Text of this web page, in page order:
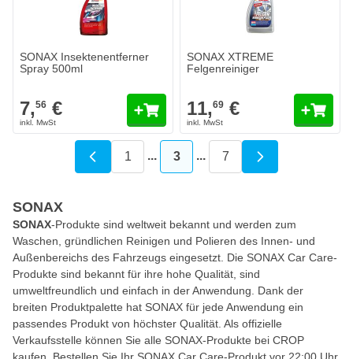
SONAX Insektenentferner
Spray 500ml
7,56 €
SONAX XTREME
Felgenreiniger
11,69 €
Seite
1 ... Sie lesen gerade die Seite
3 ... Seite
7
SONAX
SONAX-Produkte sind weltweit bekannt und werden zum
Waschen, gründlichen Reinigen und Polieren des Innen- und
Außenbereichs des Fahrzeugs eingesetzt. Die SONAX Car Care-
Produkte sind bekannt für ihre hohe Qualität, sind
umweltfreundlich und einfach in der Anwendung. Dank der
breiten Produktpalette hat SONAX für jede Anwendung ein
passendes Produkt von höchster Qualität. Als offizielle
Verkaufsstelle können Sie alle SONAX-Produkte bei CROP